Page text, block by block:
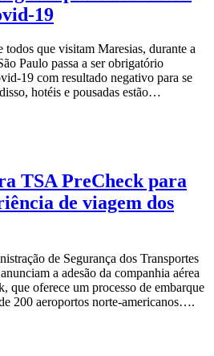
19
todos que visitam Maresias, durante a
Paulo passa a ser obrigatório
19 com resultado negativo para se
hotéis e pousadas estão…
TSA PreCheck para
de viagem dos
de Segurança dos Transportes
a adesão da companhia aérea
que oferece um processo de embarque
200 aeroportos norte-americanos….